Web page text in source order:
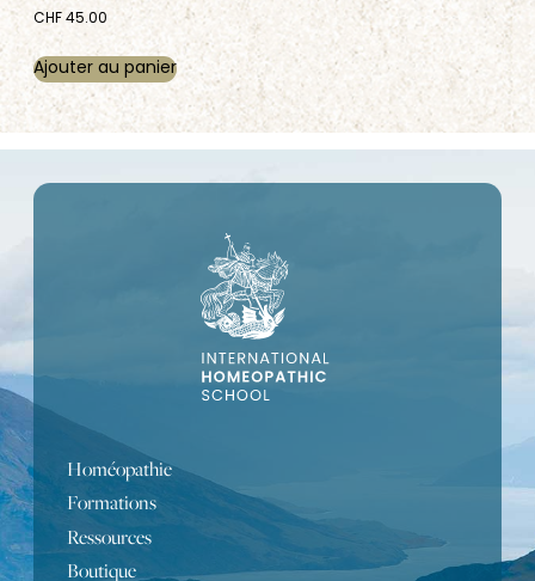
CHF45.00
Ajouter au panier
Homéopathie
Formations
Ressources
Boutique